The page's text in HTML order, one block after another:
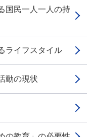
国民一人一人の持
ライフスタイル
動の現状